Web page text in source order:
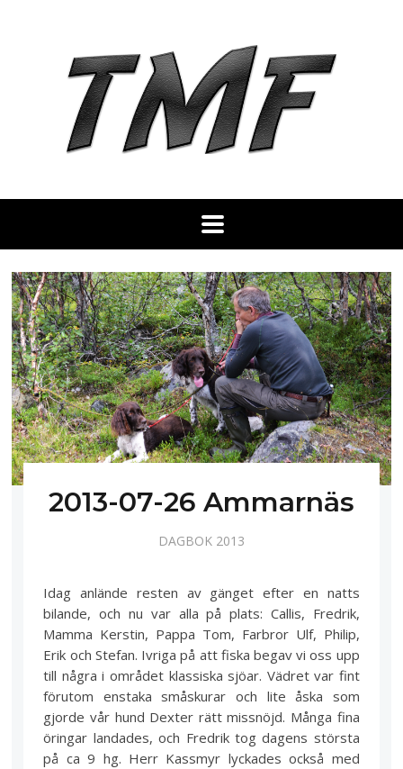
2013-07-26 Ammarnäs
DAGBOK 2013
Idag anlände resten av gänget efter en natts
bilande, och nu var alla på plats: Callis, Fredrik,
Mamma Kerstin, Pappa Tom, Farbror Ulf, Philip,
Erik och Stefan. Ivriga på att fiska begav vi oss upp
till några i området klassiska sjöar. Vädret var fint
förutom enstaka småskurar och lite åska som
gjorde vår hund Dexter rätt missnöjd. Många fina
öringar landades, och Fredrik tog dagens största
på ca 9 hg. Herr Kassmyr lyckades också med